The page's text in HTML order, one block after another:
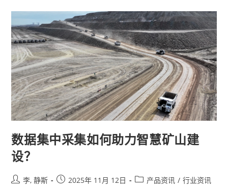
数据集中采集如何助力智慧矿山建
设？
李, 静斯 2025年 11月 12日 产品资讯 / 行业资讯